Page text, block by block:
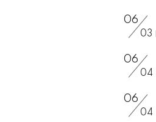
06
03
06
04
06
04